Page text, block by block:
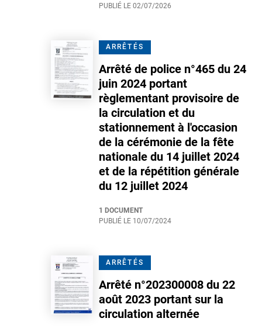
PUBLIÉ LE 02/07/2026
ARRÊTÉS
Arrêté de police n°465 du 24
juin 2024 portant
règlementant provisoire de
la circulation et du
stationnement à l'occasion
de la cérémonie de la fête
nationale du 14 juillet 2024
et de la répétition générale
du 12 juillet 2024
1 DOCUMENT
PUBLIÉ LE 10/07/2024
ARRÊTÉS
Arrêté n°202300008 du 22
août 2023 portant sur la
circulation alternée